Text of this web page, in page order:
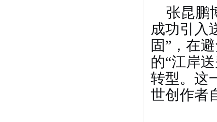
张昆鹏
成功引入
固”，在
的“江岸
转型。这
世创作者